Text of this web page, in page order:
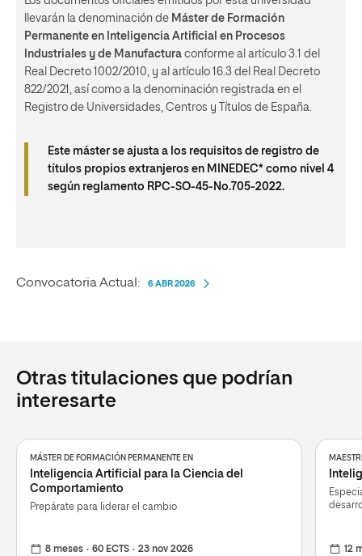
llevarán la denominación de Máster de Formación
Permanente en Inteligencia Artificial en Procesos
Industriales y de Manufactura conforme al artículo 3.1 del
Real Decreto 1002/2010, y al artículo 16.3 del Real Decreto
822/2021, así como a la denominación registrada en el
Registro de Universidades, Centros y Títulos de España.
Este máster se ajusta a los requisitos de registro de
títulos propios extranjeros en MINEDEC* como nivel 4
según reglamento RPC-SO-45-No.705-2022.
Convocatoria Actual: 6 ABR 2026
Otras titulaciones que podrían
interesarte
MÁSTER DE FORMACIÓN PERMANENTE EN
Inteligencia Artificial para la Ciencia del
Comportamiento
Prepárate para liderar el cambio
8 meses 60 ECTS 23 nov 2026 12